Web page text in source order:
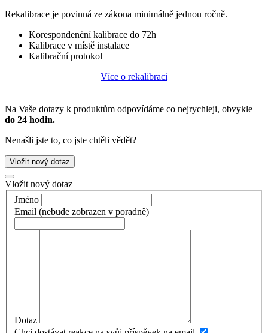
Rekalibrace je povinná ze zákona minimálně jednou ročně.
Korespondenční kalibrace do 72h
Kalibrace v místě instalace
Kalibrační protokol
Více o rekalibraci
Na Vaše dotazy k produktům odpovídáme co nejrychleji, obvykle
do 24 hodin.
Nenašli jste to, co jste chtěli vědět?
Vložit nový dotaz
Vložit nový dotaz
Jméno
Email (nebude zobrazen v poradně)
Dotaz